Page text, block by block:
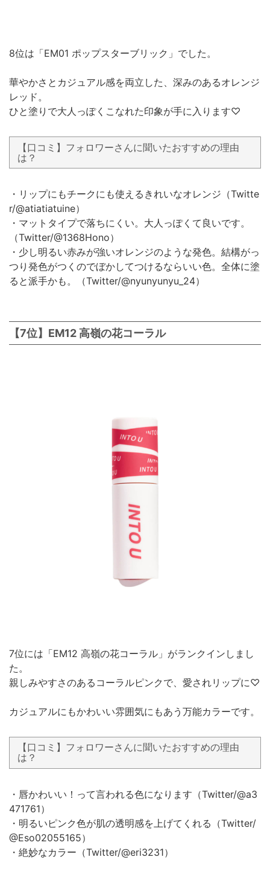
8位は「EM01 ポップスターブリック」でした。
華やかさとカジュアル感を両立した、深みのあるオレンジ
レッド。
ひと塗りで大人っぽくこなれた印象が手に入ります♡
【口コミ】フォロワーさんに聞いたおすすめの理由
は？
・リップにもチークにも使えるきれいなオレンジ（Twitte
r/@atiatiatuine）
・マットタイプで落ちにくい。大人っぽくて良いです。
（Twitter/@1368Hono）
・少し明るい赤みが強いオレンジのような発色。結構がっ
つり発色がつくのでぼかしてつけるならいい色。全体に塗
ると派手かも。（Twitter/@nyunyunyu_24）
【7位】EM12 高嶺の花コーラル
7位には「EM12 高嶺の花コーラル」がランクインしまし
た。
親しみやすさのあるコーラルピンクで、愛されリップに♡
カジュアルにもかわいい雰囲気にもあう万能カラーです。
【口コミ】フォロワーさんに聞いたおすすめの理由
は？
・唇かわいい！って言われる色になります（Twitter/@a3
471761）
・明るいピンク色が肌の透明感を上げてくれる（Twitter/
@Eso02055165）
・絶妙なカラー（Twitter/@eri3231）